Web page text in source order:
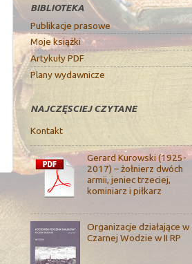
BIBLIOTEKA
Publikacje prasowe
Moje książki
Artykuły PDF
Plany wydawnicze
NAJCZĘSCIEJ CZYTANE
Kontakt
Gerard Kurowski (1925-
2017) – żołnierz dwóch
armii, jeniec trzeciej,
kominiarz i piłkarz
Organizacje działające w
Czarnej Wodzie w II RP